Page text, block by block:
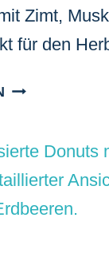
Zimt,
für den
KÜRBIS-
OFEN
BACKEN:
SAFTIG